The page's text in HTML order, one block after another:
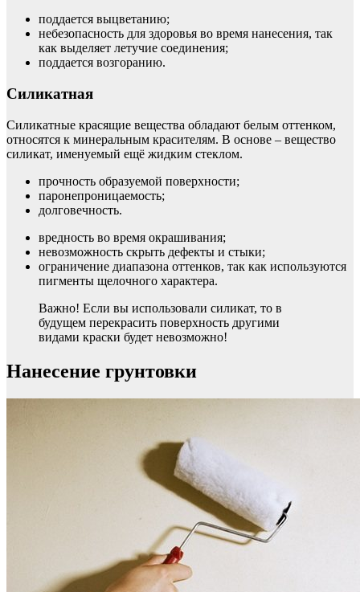
поддается выцветанию;
небезопасность для здоровья во время нанесения, так
как выделяет летучие соединения;
поддается возгоранию.
Силикатная
Силикатные красящие вещества обладают белым оттенком,
относятся к минеральным красителям. В основе – вещество
силикат, именуемый ещё жидким стеклом.
прочность образуемой поверхности;
паронепроницаемость;
долговечность.
вредность во время окрашивания;
невозможность скрыть дефекты и стыки;
ограничение диапазона оттенков, так как используются
пигменты щелочного характера.
Важно! Если вы использовали силикат, то в
будущем перекрасить поверхность другими
видами краски будет невозможно!
Нанесение грунтовки